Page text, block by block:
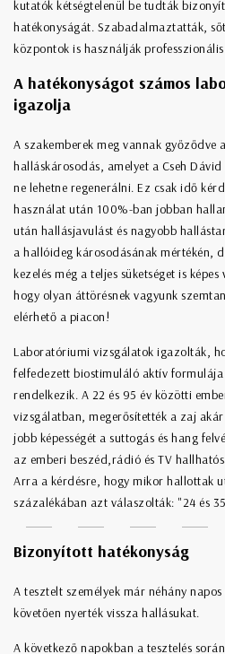
kutatók kétségtelenül be tudták
hatékonyságát. Szabadalmaztatták,
központok is használják
A hatékonyságot számos
igazolja
A szakemberek meg vannak győződve
halláskárosodás, amelyet a Cseh
ne lehetne regenerálni. Ez csak idő
használat után 100%-ban jobban
után hallásjavulást és nagyobb
a hallóideg károsodásának mértékén,
kezelés még a teljes süketséget is
hogy olyan áttörésnek vagyunk
elérhető a piacon!
Laboratóriumi vizsgálatok igazolták,
felfedezett biostimuláló aktív
rendelkezik. A 22 és 95 év közötti
vizsgálatban, megerősítették a zaj
jobb képességét a suttogás és hang
az emberi beszéd,rádió és TV
Arra a kérdésre, hogy mikor hallottak
százalékában azt válaszolták: "24 és
Bizonyított hatékonyság
A tesztelt személyek már néhány
követően nyerték vissza hallásukat.
A következő napokban a tesztelés